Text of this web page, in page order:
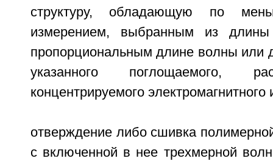
структуру, обладающую по
измерением, выбранным из
пропорциональным длине волны или
указанного поглощаемого,
концентрируемого электромагнитного
отверждение либо сшивка
с включенной в нее трехмерной